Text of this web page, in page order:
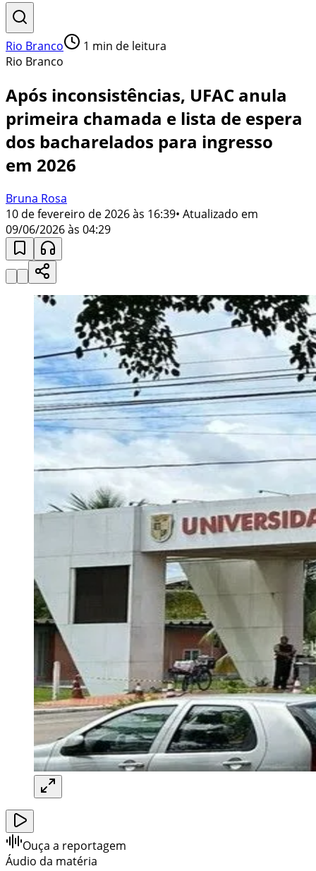
Rio Branco 1 min de leitura
Rio Branco
Após inconsistências, UFAC anula
primeira chamada e lista de espera
dos bacharelados para ingresso
em 2026
Bruna Rosa
10 de fevereiro de 2026 às 16:39• Atualizado em
09/06/2026 às 04:29
Ouça a reportagem
Áudio da matéria